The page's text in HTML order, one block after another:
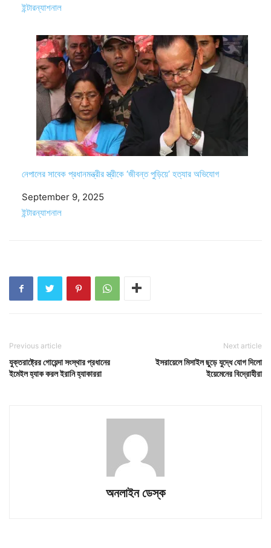
In relation to
ইন্টারন্যাশনাল
নেপালের সাবেক প্রধানমন্ত্রীর স্ত্রীকে ‘জীবন্ত পুড়িয়ে’ হত্যার অভিযোগ
Date
September 9, 2025
In relation to
ইন্টারন্যাশনাল
Previous article
যুক্তরাষ্ট্রের গোয়েন্দা সংস্থার প্রধানের
ইমেইল হ্যাক করল ইরানি হ্যাকাররা
Next article
ইসরায়েলে মিসাইল ছুড়ে যুদ্ধে যোগ দিলো
ইয়েমেনের বিদ্রোহীরা
অনলাইন ডেস্ক